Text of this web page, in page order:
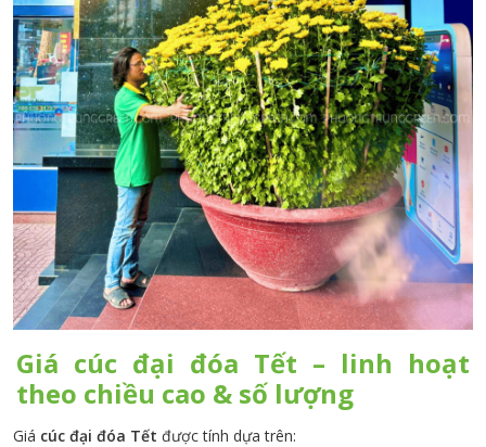
Giá cúc đại đóa Tết – linh hoạt
theo chiều cao & số lượng
Giá cúc đại đóa Tết được tính dựa trên: